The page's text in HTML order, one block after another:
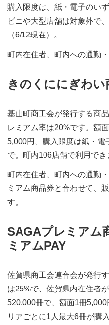
購入限度は、紙・電子のい
ビニや大型店舗は対象外で
（6/12現在）。
町内在住者、町内への通勤
きのくににぎわい
基山町商工会が発行する商
レミアム率は20%です。額
5,000円、購入限度は紙・電
で。町内106店舗で利用でき
町内在住者、町内への通勤
ミアム商品券と合わせて、
す。
SAGAプレミアム
ミアムPAY
佐賀県商工会連合会が発行
は25%で、佐賀県内在住者
520,000冊で、額面1冊
リアごとに1人最大6冊が購